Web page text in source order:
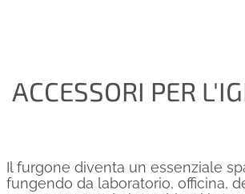
ACCESSORI PER
Il furgone diventa un essenziale
fungendo da laboratorio, officina,